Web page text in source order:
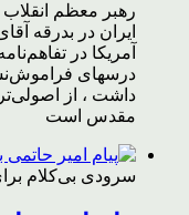
رهبر معظم
ایران در بدرقه
آمریکا در
درسهای
داشت ، از
مقدس است
سرودی بی‌کلام